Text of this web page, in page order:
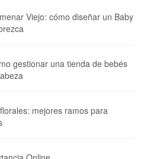
Viejo: cómo diseñar un Baby
gestionar una tienda de bebés
mejores ramos para